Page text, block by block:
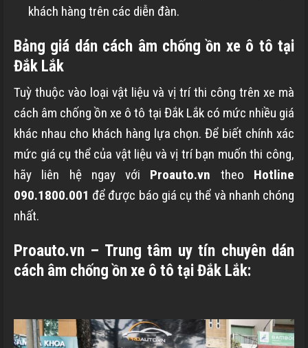
khách hàng trên các diễn đàn.
Bảng giá dán cách âm chống ồn xe ô tô tại
Đắk Lắk
Tuỳ thuộc vào loại vật liệu và vị trí thi công trên xe mà
cách âm chống ồn xe ô tô tại Đắk Lắk có mức nhiều giá
khác nhau cho khách hàng lựa chọn. Để biết chính xác
mức giá cụ thể của vật liệu và vị trí bạn muốn thi công,
hãy liên hệ ngay với Proauto.vn theo Hotline
090.1800.001 để được báo giá cụ thể và nhanh chóng
nhất.
Proauto.vn – Trung tâm uy tín chuyên dán
cách âm chống ồn xe ô tô tại Đắk Lắk: